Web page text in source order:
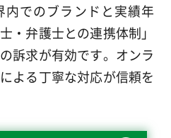
内でのブランドと実績年
・弁護士との連携体制」
訴求が有効です。オンラ
よる丁寧な対応が信頼を